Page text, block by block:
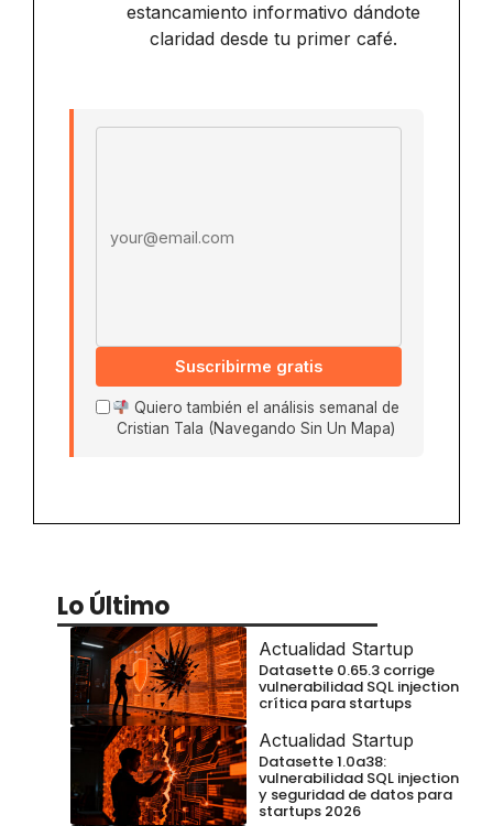
estancamiento informativo dándote
claridad desde tu primer café.
Suscribirme gratis
Quiero también el análisis semanal de
Cristian Tala (Navegando Sin Un Mapa)
Lo Último
Actualidad Startup
Datasette 0.65.3 corrige
vulnerabilidad SQL injection
crítica para startups
Actualidad Startup
Datasette 1.0a38:
vulnerabilidad SQL injection
y seguridad de datos para
startups 2026